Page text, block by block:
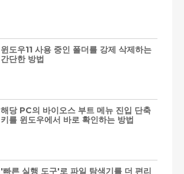
윈도우11 사용 중인 폴더를 강제 삭제하는
간단한 방법
해당 PC의 바이오스 부트 메뉴 진입 단축
키를 윈도우에서 바로 확인하는 방법
'빠른 실행 도구'로 파일 탐색기를 더 편리